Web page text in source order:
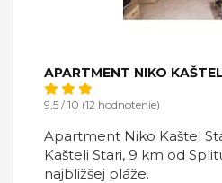
APARTMENT NIKO
9,5 / 10 (12 hodnotenie)
Apartment Niko Kaštel
Kašteli Stari, 9 km od
najbližšej pláže.